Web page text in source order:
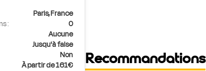
Paris, France
:
0
Aucune
Jusqu'à false
Non
À partir de 161€ Recommandations